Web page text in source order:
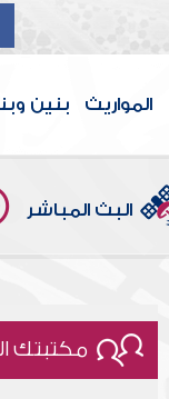
المواريث بنين
البث المباشر
مكتبتك